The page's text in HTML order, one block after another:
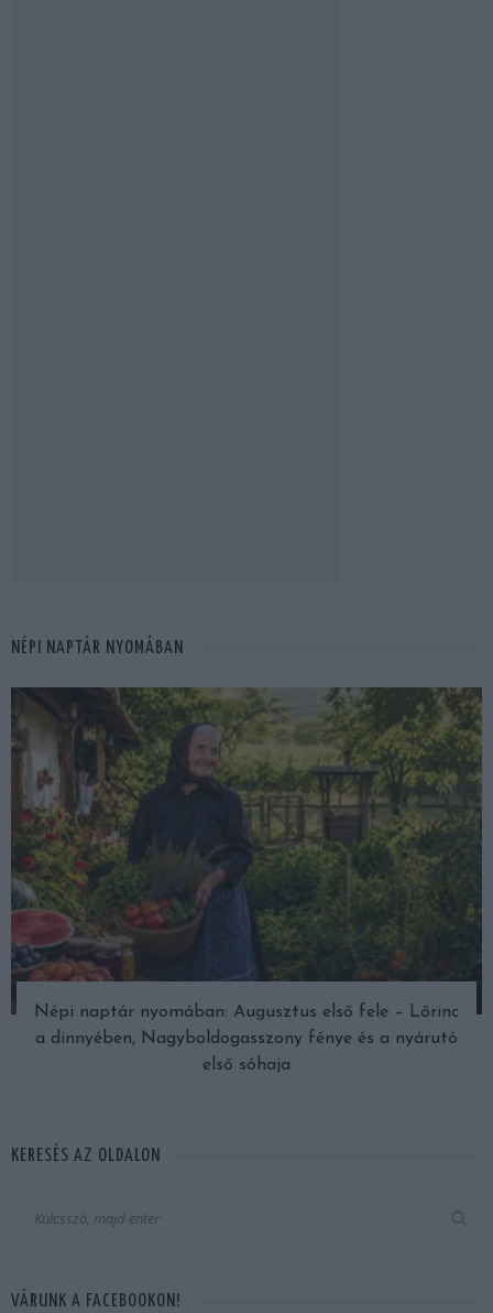
NÉPI NAPTÁR NYOMÁBAN
Népi naptár nyomában: Augusztus első fele – Lőrinc
a dinnyében, Nagyboldogasszony fénye és a nyárutó
első sóhaja
KERESÉS AZ OLDALON
VÁRUNK A FACEBOOKON!